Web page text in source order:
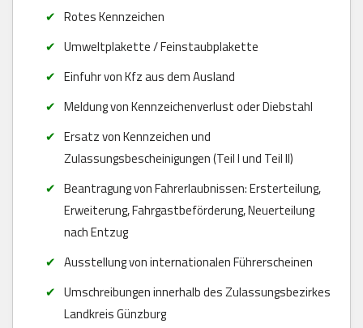
Rotes Kennzeichen
Umweltplakette / Feinstaubplakette
Einfuhr von Kfz aus dem Ausland
Meldung von Kennzeichenverlust oder Diebstahl
Ersatz von Kennzeichen und
Zulassungsbescheinigungen (Teil I und Teil II)
Beantragung von Fahrerlaubnissen: Ersterteilung,
Erweiterung, Fahrgastbeförderung, Neuerteilung
nach Entzug
Ausstellung von internationalen Führerscheinen
Umschreibungen innerhalb des Zulassungsbezirkes
Landkreis Günzburg